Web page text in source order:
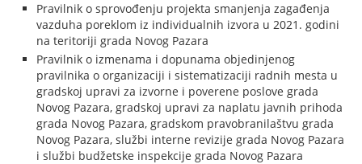
Pravilnik o sprovođenju projekta smanjenja zagađenja
vazduha poreklom iz individualnih izvora u 2021. godini
na teritoriji grada Novog Pazara
Pravilnik o izmenama i dopunama objedinjenog
pravilnika o organizaciji i sistematizaciji radnih mesta u
gradskoj upravi za izvorne i poverene poslove grada
Novog Pazara, gradskoj upravi za naplatu javnih prihoda
grada Novog Pazara, gradskom pravobranilaštvu grada
Novog Pazara, službi interne revizije grada Novog Pazara
i službi budžetske inspekcije grada Novog Pazara